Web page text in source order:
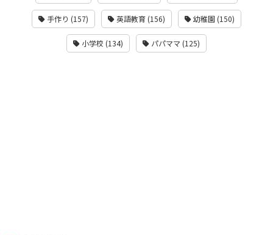
手作り (157) 英語教育 (156) 幼稚園 (150)
小学校 (134) パパママ (125)